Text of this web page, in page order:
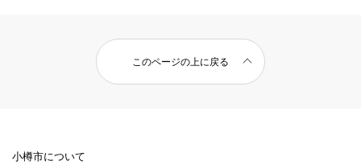
このページの上に戻る
小樽市について